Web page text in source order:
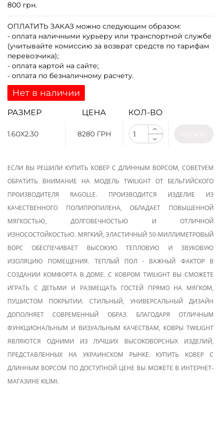
800 грн.
ОПЛАТИТЬ ЗАКАЗ можно следующим образом:
- оплата наличными курьеру или транспортной службе
(учитывайте комиссию за возврат средств по тарифам
перевозчика);
- оплата картой на сайте;
- оплата по безналичному расчету.
Нет в наличии
РАЗМЕР ЦЕНА КОЛ-ВО
1.60X2.30 8280 ГРН
ЕСЛИ ВЫ РЕШИЛИ КУПИТЬ КОВЕР С ДЛИННЫМ ВОРСОМ, СОВЕТУЕМ
ОБРАТИТЬ ВНИМАНИЕ НА МОДЕЛЬ TWILIGHT ОТ БЕЛЬГИЙСКОГО
ПРОИЗВОДИТЕЛЯ RAGOLLE. ПРОИЗВОДИТСЯ ИЗДЕЛИЕ ИЗ
КАЧЕСТВЕННОГО ПОЛИПРОПИЛЕНА, ОБЛАДАЕТ ПОВЫШЕННОЙ
МЯГКОСТЬЮ, ДОЛГОВЕЧНОСТЬЮ И ОТЛИЧНОЙ
ИЗНОСОСТОЙКОСТЬЮ. МЯГКИЙ, ЭЛАСТИЧНЫЙ 50-МИЛЛИМЕТРОВЫЙ
ВОРС ОБЕСПЕЧИВАЕТ ВЫСОКУЮ ТЕПЛОВУЮ И ЗВУКОВУЮ
ИЗОЛЯЦИЮ ПОМЕЩЕНИЯ. ТЕПЛЫЙ ПОЛ - ВАЖНЫЙ ФАКТОР В
СОЗДАНИИ КОМФОРТА В ДОМЕ. С КОВРОМ TWILIGHT ВЫ СМОЖЕТЕ
ИГРАТЬ С ДЕТЬМИ И РАЗМЕЩАТЬ ГОСТЕЙ ПРЯМО НА МЯГКОМ,
ПУШИСТОМ ПОКРЫТИИ. СТИЛЬНЫЙ, УНИВЕРСАЛЬНЫЙ ДИЗАЙН
ДОПОЛНЯЕТ СОВРЕМЕННЫЙ ОБРАЗ. БЛАГОДАРЯ ОТЛИЧНЫМ
ФУНКЦИОНАЛЬНЫМ И ВИЗУАЛЬНЫМ КАЧЕСТВАМ, КОВРЫ TWILIGHT
ЯВЛЯЮТСЯ ОДНИМИ ИЗ ЛУЧШИХ ВЫСОКОВОРСНЫХ ИЗДЕЛИЙ,
ПРЕДСТАВЛЕННЫХ НА УКРАИНСКОМ РЫНКЕ. КУПИТЬ КОВЕР С
ДЛИННЫМ ВОРСОМ ПО ДОСТУПНОЙ ЦЕНЕ ВЫ МОЖЕТЕ В ИНТЕРНЕТ-
МАГАЗИНЕ KILIMI.